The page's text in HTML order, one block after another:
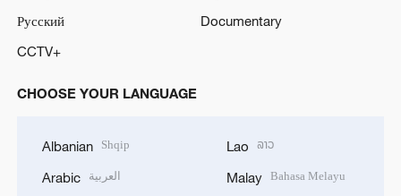
Русский
Documentary
CCTV+
CHOOSE YOUR LANGUAGE
Albanian Shqip
Arabic العربية
Lao ລາວ
Malay Bahasa Melayu